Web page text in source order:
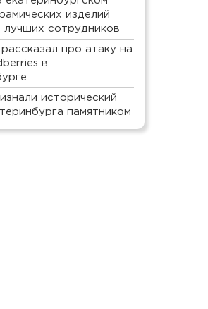
изделий
лучших сотрудников
про атаку на
в
исторический
памятником